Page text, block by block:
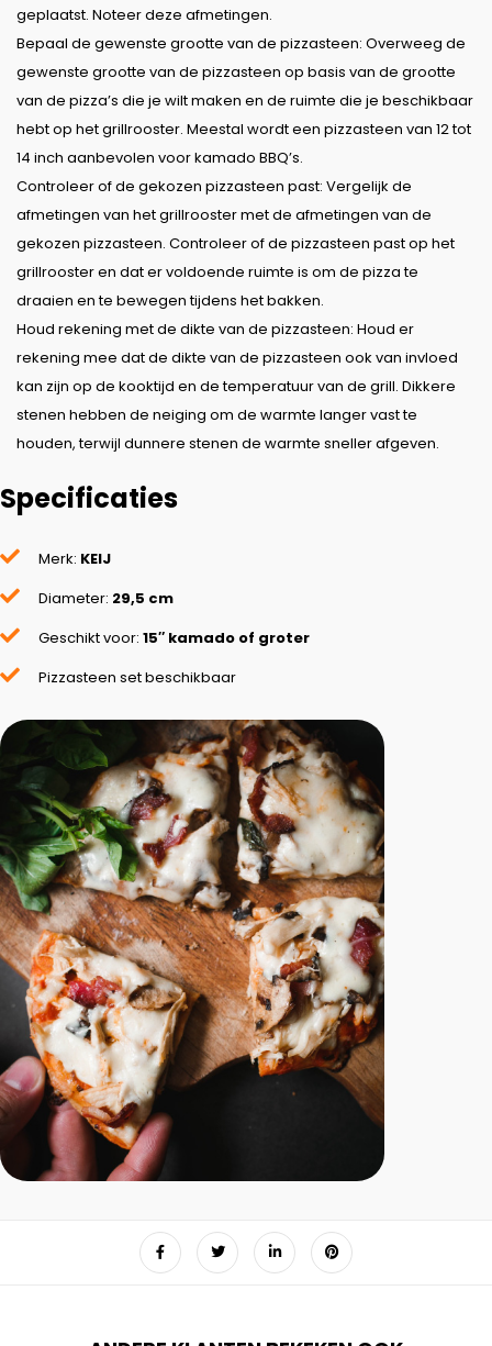
geplaatst. Noteer deze afmetingen.
Bepaal de gewenste grootte van de pizzasteen: Overweeg de
gewenste grootte van de pizzasteen op basis van de grootte
van de pizza’s die je wilt maken en de ruimte die je beschikbaar
hebt op het grillrooster. Meestal wordt een pizzasteen van 12 tot
14 inch aanbevolen voor kamado BBQ’s.
Controleer of de gekozen pizzasteen past: Vergelijk de
afmetingen van het grillrooster met de afmetingen van de
gekozen pizzasteen. Controleer of de pizzasteen past op het
grillrooster en dat er voldoende ruimte is om de pizza te
draaien en te bewegen tijdens het bakken.
Houd rekening met de dikte van de pizzasteen: Houd er
rekening mee dat de dikte van de pizzasteen ook van invloed
kan zijn op de kooktijd en de temperatuur van de grill. Dikkere
stenen hebben de neiging om de warmte langer vast te
houden, terwijl dunnere stenen de warmte sneller afgeven.
Specificaties
Merk: KEIJ
Diameter: 29,5 cm
Geschikt voor: 15″ kamado of groter
Pizzasteen set beschikbaar